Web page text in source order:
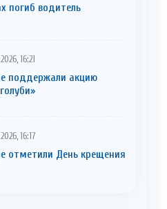
погиб водитель
16:21
поддержали акцию
16:17
отметили День крещения